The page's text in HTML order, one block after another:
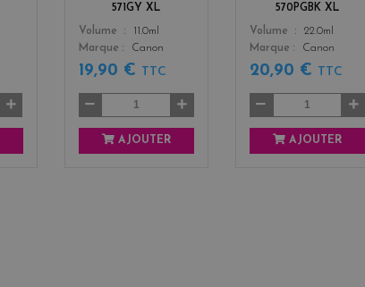
571GY XL
Color
Volume
11.0ml
Marque
Canon
19,90 € TTC
AJOUTER
570PGBK XL
Color
Volume
22.0ml
Marque
Canon
20,90 € TTC
AJOUTER